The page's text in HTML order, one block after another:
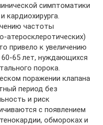
симптоматики
кардиохирурга.
частоты
атеросклеротических)
привело к увеличению
65 лет, нуждающихся
порока.
поражении клапана
период без
и риск
с появлением
обмороках и